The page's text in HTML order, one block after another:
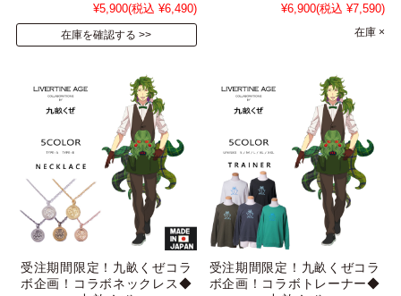
¥5,900(税込 ¥6,490)
在庫を確認する
¥6,900(税込 ¥7,590)
在庫 ×
受注期間限定！九畝くぜコラ
ボ企画！コラボネックレス◆
受注期間限定！九畝くぜコラ
ボ企画！コラボトレーナー◆